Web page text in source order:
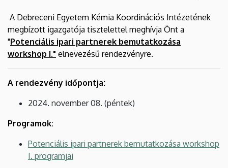
Kémia
Koordinációs
Intézet
A Debreceni Egyetem Kémia Koordinációs Intézetének
megbízott igazgatója tisztelettel meghívja Önt a
"Potenciális ipari partnerek bemutatkozása
workshop I." elnevezésű rendezvényre.
A rendezvény időpontja:
2024. november 08. (péntek)
Programok:
Potenciális ipari partnerek bemutatkozása workshop
I. programjai